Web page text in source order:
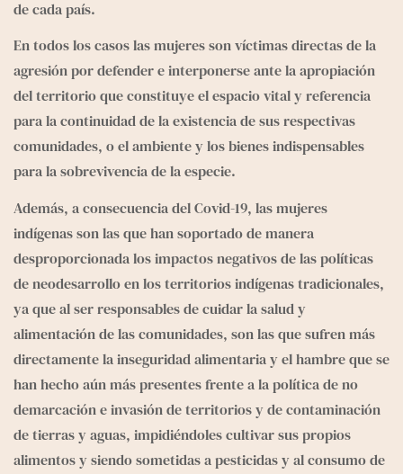
de cada país.
En todos los casos las mujeres son víctimas directas de la
agresión por defender e interponerse ante la apropiación
del territorio que constituye el espacio vital y referencia
para la continuidad de la existencia de sus respectivas
comunida­des, o el ambiente y los bienes indispensables
para la sobre­vivencia de la especie.
Además, a consecuencia del Covid-19, las mujeres
indígenas son las que han soportado de manera
desproporcionada los impactos negativos de las políticas
de neodesarrollo en los territorios indígenas tradicionales,
ya que al ser responsables de cuidar la salud y
alimentación de las comunidades, son las que sufren más
directamente la inseguridad alimentaria y el hambre que se
han hecho aún más presentes frente a la política de no
demarcación e invasión de territorios y de contaminación
de tierras y aguas, impidiéndoles cultivar sus propios
alimentos y siendo sometidas a pesticidas y al consu­mo de